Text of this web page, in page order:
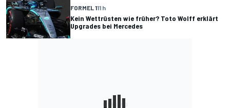
FORMEL 111 h
Kein Wettrüsten wie früher? Toto Wolff erklärt
Upgrades bei Mercedes